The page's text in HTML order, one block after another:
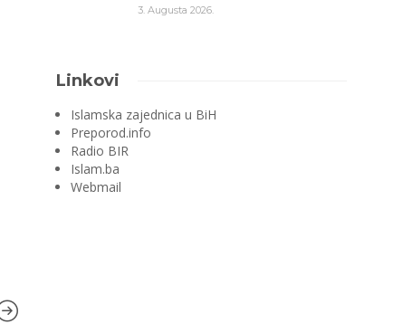
3. Augusta 2026.
Linkovi
Islamska zajednica u BiH
Preporod.info
Radio BIR
Islam.ba
Webmail